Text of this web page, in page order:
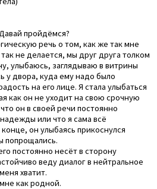
пройдёмся?
речь о том, как же так мне
не делается, мы друг друга толком
улыбаюсь, заглядываю в витрины
у двора, куда ему надо было
на его лице. Я стала улыбаться
как он не уходит на свою срочную
он в своей речи постоянно
или что я сама всё
он улыбаясь прикоснулся
попрощались.
постоянно несёт в сторону
веду диалог в нейтральное
хватит.
как родной.